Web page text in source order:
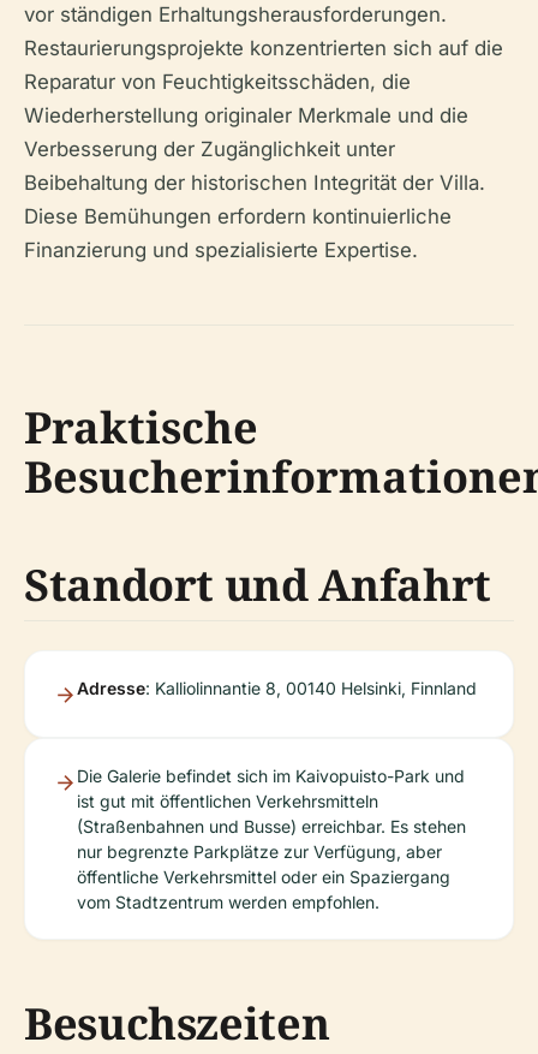
vor ständigen Erhaltungsherausforderungen.
Restaurierungsprojekte konzentrierten sich auf die
Reparatur von Feuchtigkeitsschäden, die
Wiederherstellung originaler Merkmale und die
Verbesserung der Zugänglichkeit unter
Beibehaltung der historischen Integrität der Villa.
Diese Bemühungen erfordern kontinuierliche
Finanzierung und spezialisierte Expertise.
Praktische
Standort und Anfahrt
Adresse: Kalliolinnantie 8, 00140 Helsinki, Finnland
Die Galerie befindet sich im Kaivopuisto-Park und
ist gut mit öffentlichen Verkehrsmitteln
(Straßenbahnen und Busse) erreichbar. Es stehen
nur begrenzte Parkplätze zur Verfügung, aber
öffentliche Verkehrsmittel oder ein Spaziergang
vom Stadtzentrum werden empfohlen.
Besuchszeiten